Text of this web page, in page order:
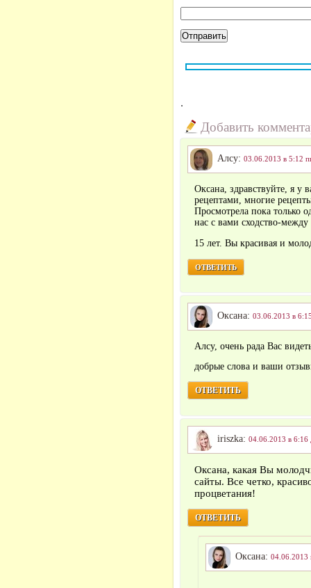
.
Добавить
Алсу: 03.06.2013 в 5:12
Оксана, здравствуйте, я
рецептами, многие
Просмотрела пока только
нас с вами сходство-
15 лет. Вы красивая и
ОТВЕТИТЬ
Оксана: 03.06.2013 в
Алсу, очень рада Вас
добрые слова и ваши
ОТВЕТИТЬ
iriszka: 04.06.2013 в 6:16
Оксана, какая Вы
сайты. Все четко,
процветания!
ОТВЕТИТЬ
Оксана: 04.06.2013